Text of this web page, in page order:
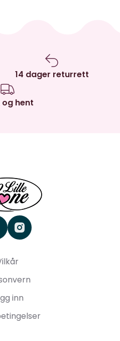
14 dager returrett
og hent
instagram
inn